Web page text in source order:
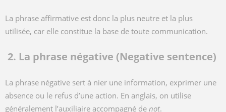
La phrase affirmative est donc la plus neutre et la plus
utilisée, car elle constitue la base de toute communication.
2. La phrase négative (Negative sentence)
La phrase négative sert à nier une information, exprimer une
absence ou le refus d’une action. En anglais, on utilise
généralement l’auxiliaire accompagné de not.